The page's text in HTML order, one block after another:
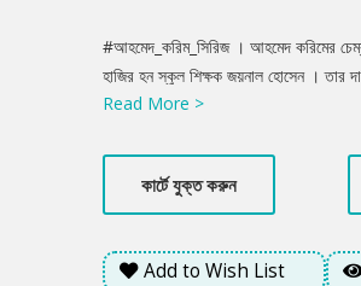
Product
Summery
#আহমেদ_করিম_সিরিজ । আহমেদ করিমের
হাজির হন স্কুল শিক্ষক জয়নাল হোসেন । তার
সাপে রূপান্তরিত হয়ে তাকে ভয় দেখায় । এটা
Read More >
কার্টে যুক্ত করুন
Add to Wish List